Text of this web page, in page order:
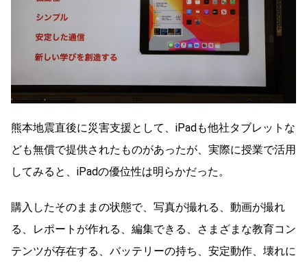
熊本地震直後に災害支援として、iPadも他社タブレットな
ども無償で提供されたものがあったが、実際に授業で活用
してみると、iPadの優位性は明らかだった。
購入したそのままの状態で、写真が撮れる、動画が撮れ
る、レポートが作れる、編集できる、さまざまな教育コン
テンツが存在する、バッテリーの持ち、安定動作、壊れに